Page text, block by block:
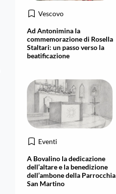
Vescovo
Ad Antonimina la
commemorazione di Rosella
Staltari: un passo verso la
beatificazione
Eventi
A Bovalino la dedicazione
dell’altare e la benedizione
dell’ambone della
San Martino